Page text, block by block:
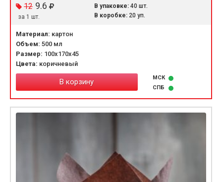
12 9.6
за 1 шт.
В упаковке:40 шт.
В коробке:20 уп.
Материал: картон
Объем: 500 мл
Размер: 100х170х45
Цвета: коричневый
В корзину
МСК
СПБ